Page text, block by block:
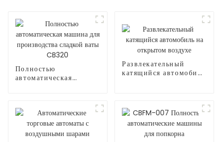
Полностью
автоматическая
Развлекательный
катящийся автомобиль